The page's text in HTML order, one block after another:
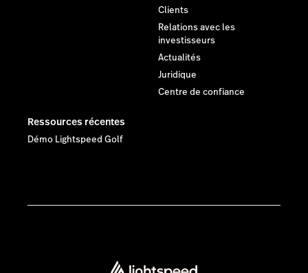
Clients
Relations avec les
investisseurs
Actualités
Juridique
Centre de confiance
Ressources récentes
Démo Lightspeed Golf